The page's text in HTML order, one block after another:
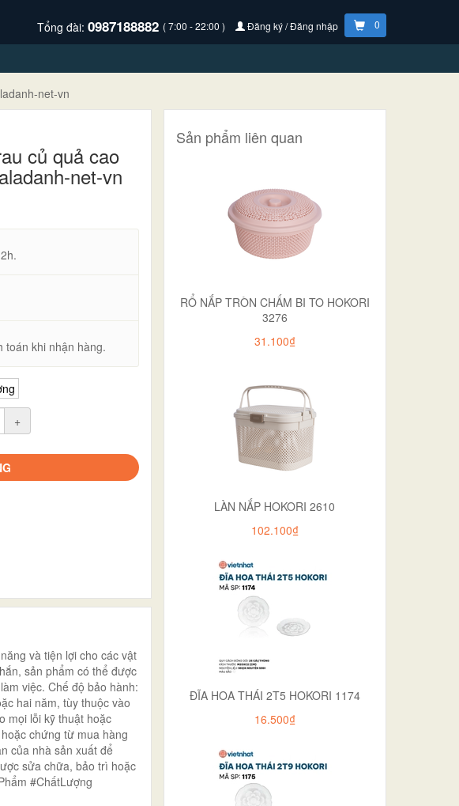
Tổng đài: 0987188882 ( 7:00 - 22:00 ) Đăng ký / Đăng nhập 0
net-vn
củ quả cao
net-vn
toán khi nhận hàng.
+
và tiện lợi cho các vật
sản phẩm có thể được
việc. Chế độ bảo hành:
hai năm, tùy thuộc vào
mọi lỗi kỹ thuật hoặc
chứng từ mua hàng
của nhà sản xuất để
sửa chữa, bảo trì hoặc
#ChấtLượng
Sản phẩm liên quan
RỔ NẮP TRÒN CHẤM BI TO HOKORI
3276
31.100₫
LÀN NẮP HOKORI 2610
102.100₫
ĐĨA HOA THÁI 2T5 HOKORI 1174
16.500₫